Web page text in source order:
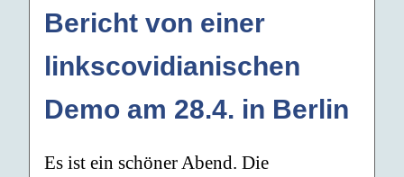
Bericht von einer
linkscovidianischen
Demo am 28.4. in Berlin
Es ist ein schöner Abend. Die